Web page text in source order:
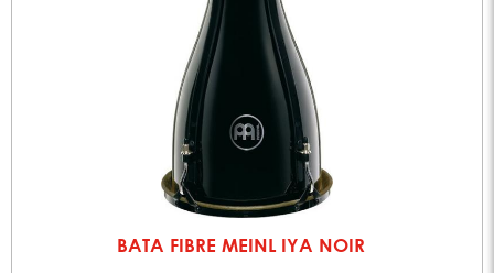
BATA FIBRE MEINL IYA NOIR